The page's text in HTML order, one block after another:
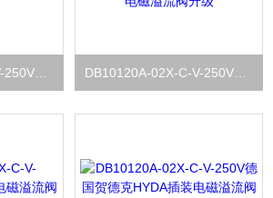
DB10120A-02X-C-V-250VHYDAC贺德克DB10120A-02X电磁溢流阀升级 DB10120A-02X-C-V-250VHYDAC贺德克DB10120电磁溢流阀升级